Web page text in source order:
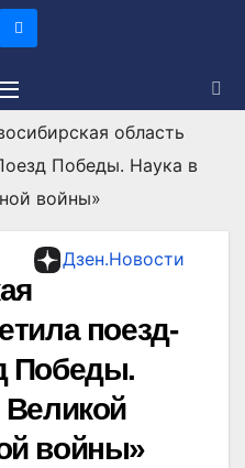
область
Победы. Наука в
войны»
Дзен.Новости
поезд-
Победы.
войны»